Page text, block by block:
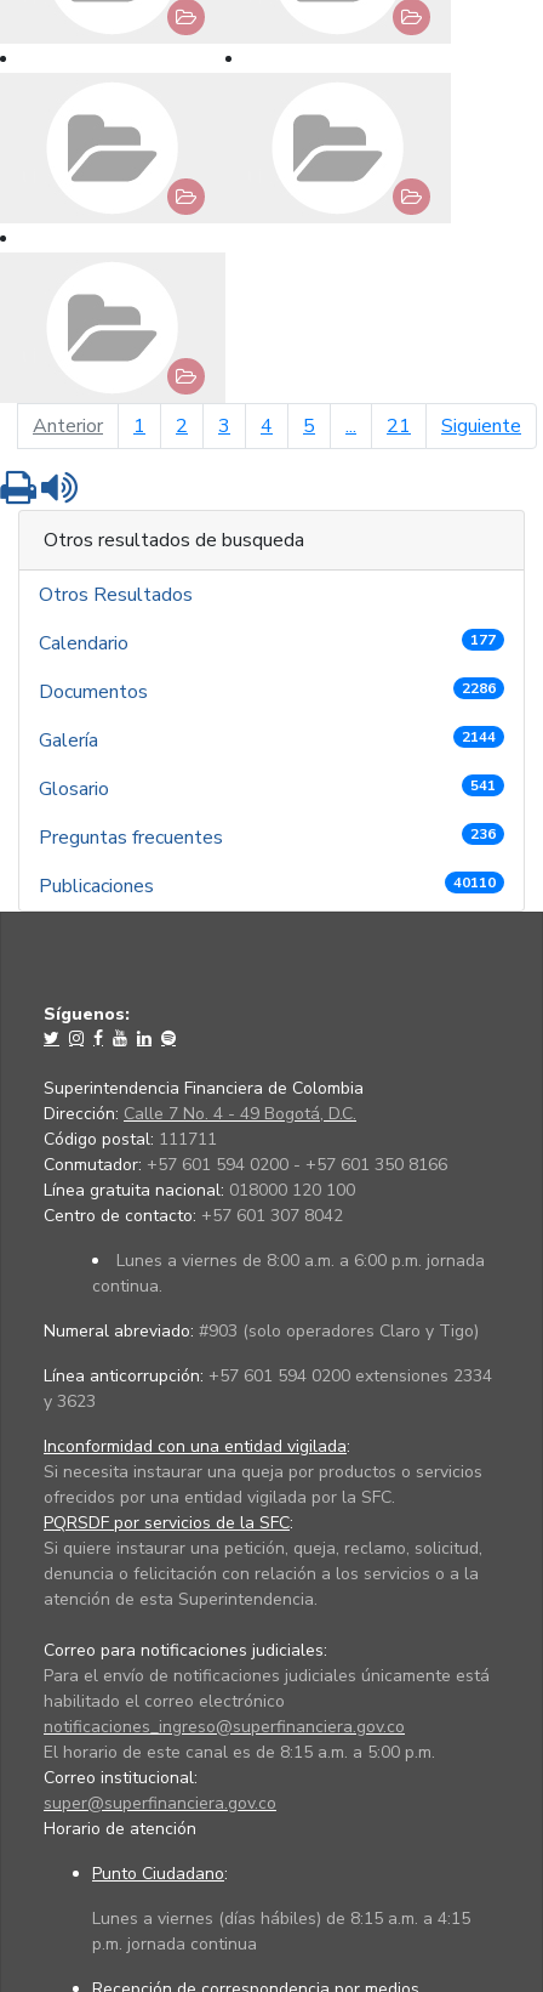
Anteriorpágina anterior
1 2 3 4 5 ... 21 Siguiente
Imprimir
Otros resultados de busqueda
Otros Resultados
Calendario
177
Documentos 2286
Galería 2144
Glosario 541
Preguntas frecuentes 236
Publicaciones 40110
Síguenos:
Superintendencia Financiera de Colombia
Dirección: Calle 7 No. 4 - 49 Bogotá, D.C.
Código postal: 111711
Conmutador: +57 601 594 0200 - +57 601 350 8166
Línea gratuita nacional: 018000 120 100
Centro de contacto: +57 601 307 8042
Lunes a viernes de 8:00 a.m. a 6:00 p.m. jornada
continua.
Numeral abreviado: #903 (solo operadores Claro y Tigo)
Línea anticorrupción: +57 601 594 0200 extensiones 2334
y 3623
Inconformidad con una entidad vigilada:
Si necesita instaurar una queja por productos o servicios
ofrecidos por una entidad vigilada por la SFC.
PQRSDF por servicios de la SFC:
Si quiere instaurar una petición, queja, reclamo, solicitud,
denuncia o felicitación con relación a los servicios o a la
atención de esta Superintendencia.
Correo para notificaciones judiciales:
Para el envío de notificaciones judiciales únicamente está
habilitado el correo electrónico
notificaciones_ingreso@superfinanciera.gov.co
El horario de este canal es de 8:15 a.m. a 5:00 p.m.
Correo institucional:
super@superfinanciera.gov.co
Horario de atención
Punto Ciudadano:
Lunes a viernes (días hábiles) de 8:15 a.m. a 4:15
p.m. jornada continua